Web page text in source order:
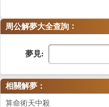
周公解夢大全查詢 ：
夢見:
相關解夢：
算命術天中殺